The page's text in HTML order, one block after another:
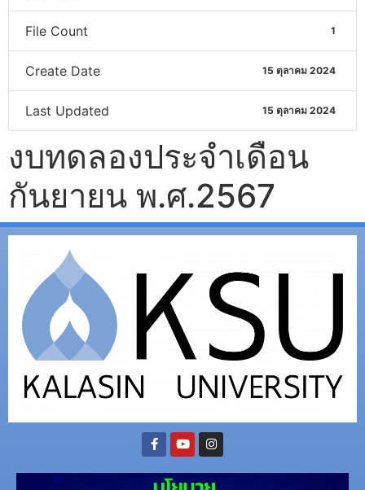
File Count 1
Create Date 15 ตุลาคม 2024
Last Updated 15 ตุลาคม 2024
งบทดลองประจำเดือน
กันยายน พ.ศ.2567